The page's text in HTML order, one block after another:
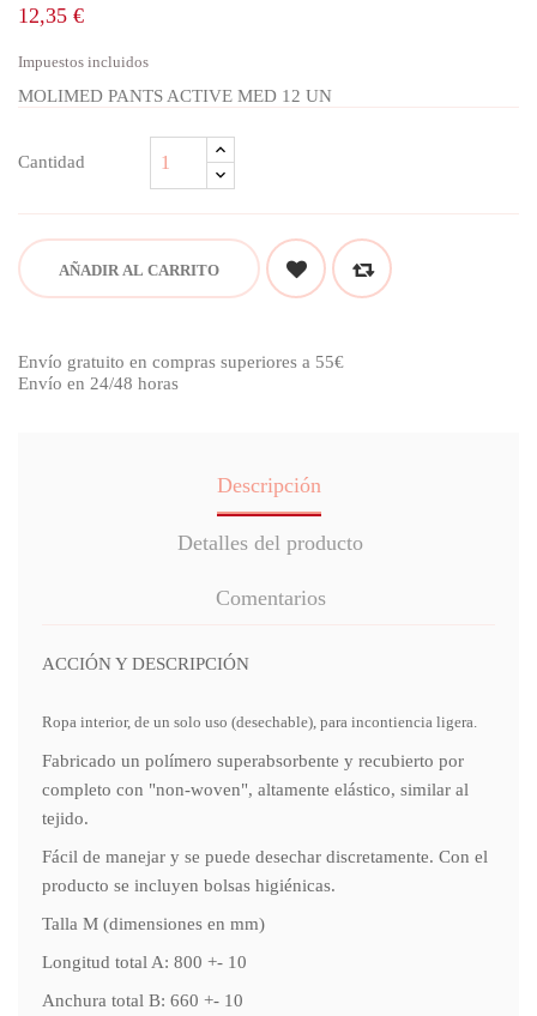
12,35 €
Impuestos incluidos
MOLIMED PANTS ACTIVE MED 12 UN
Cantidad
AÑADIR AL CARRITO
Envío gratuito en compras superiores a 55€
Envío en 24/48 horas
Descripción
Detalles del producto
Comentarios
ACCIÓN Y DESCRIPCIÓN
Ropa interior, de un solo uso (desechable), para incontiencia ligera.
Fabricado un polímero superabsorbente y recubierto por
completo con "non-woven", altamente elástico, similar al
tejido.
Fácil de manejar y se puede desechar discretamente. Con el
producto se incluyen bolsas higiénicas.
Talla M (dimensiones en mm)
Longitud total A: 800 +- 10
Anchura total B: 660 +- 10